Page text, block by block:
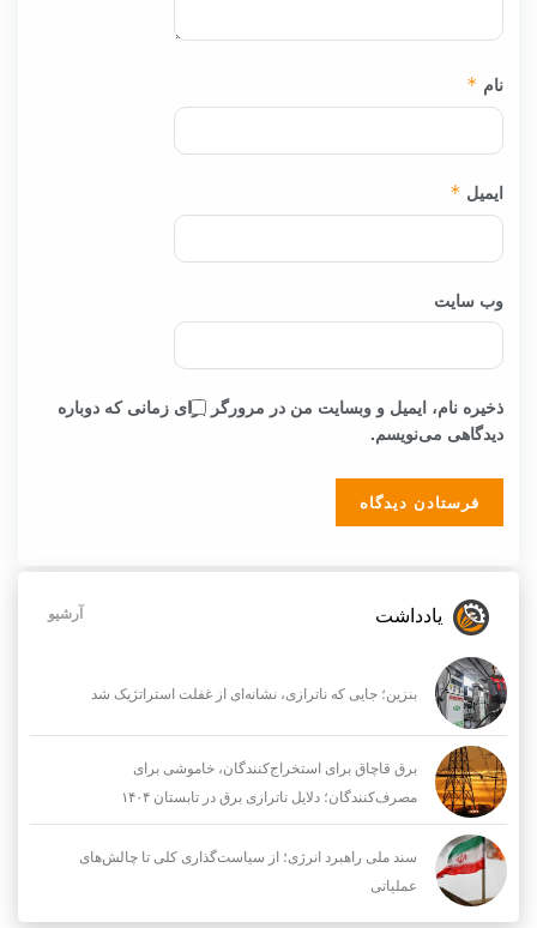
نام *
ایمیل *
وب‌ سایت
ذخیره نام، ایمیل و وبسایت من در مرورگر برای زمانی که دوباره
دیدگاهی می‌نویسم.
یادداشت آرشیو
بنزین؛ جایی که ناترازی، نشانه‌ای از غفلت استراتژیک شد
برق قاچاق برای استخراج‌کنندگان، خاموشی برای
مصرف‌کنندگان؛ دلایل ناترازی برق در تابستان ۱۴۰۴
سند ملی راهبرد انرژی؛ از سیاست‌گذاری کلی تا چالش‌های
عملیاتی